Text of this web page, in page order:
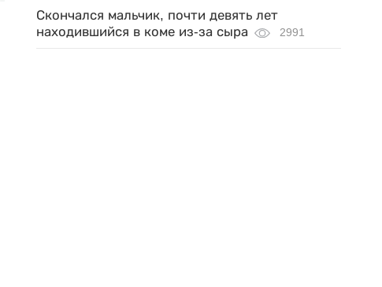
Скончался мальчик, почти девять лет
находившийся в коме из-за сыра
2991